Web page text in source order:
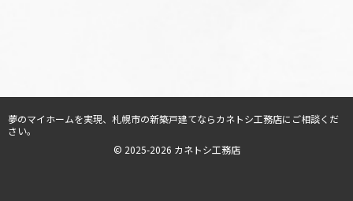
© 2025-2026 カネトシ工務店
夢のマイホームを実現、 札幌市の新築戸建てならカネトシ工務店にご相談くだ
さい。